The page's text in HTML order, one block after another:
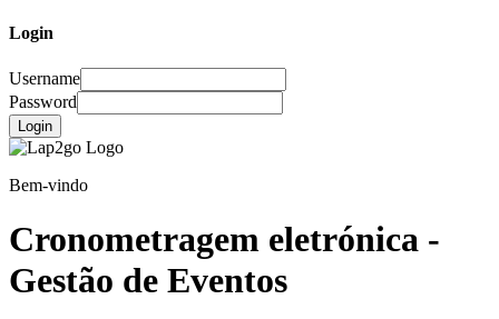
Login
Username
Password
Login
Bem-vindo
Cronometragem eletrónica -
Gestão de Eventos